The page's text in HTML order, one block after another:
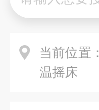
当前位置：
温摇床